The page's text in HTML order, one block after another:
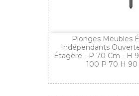
Plonges Meubles
Indépendants
Étagère - P 70 Cm - H
100 P 70 H 90